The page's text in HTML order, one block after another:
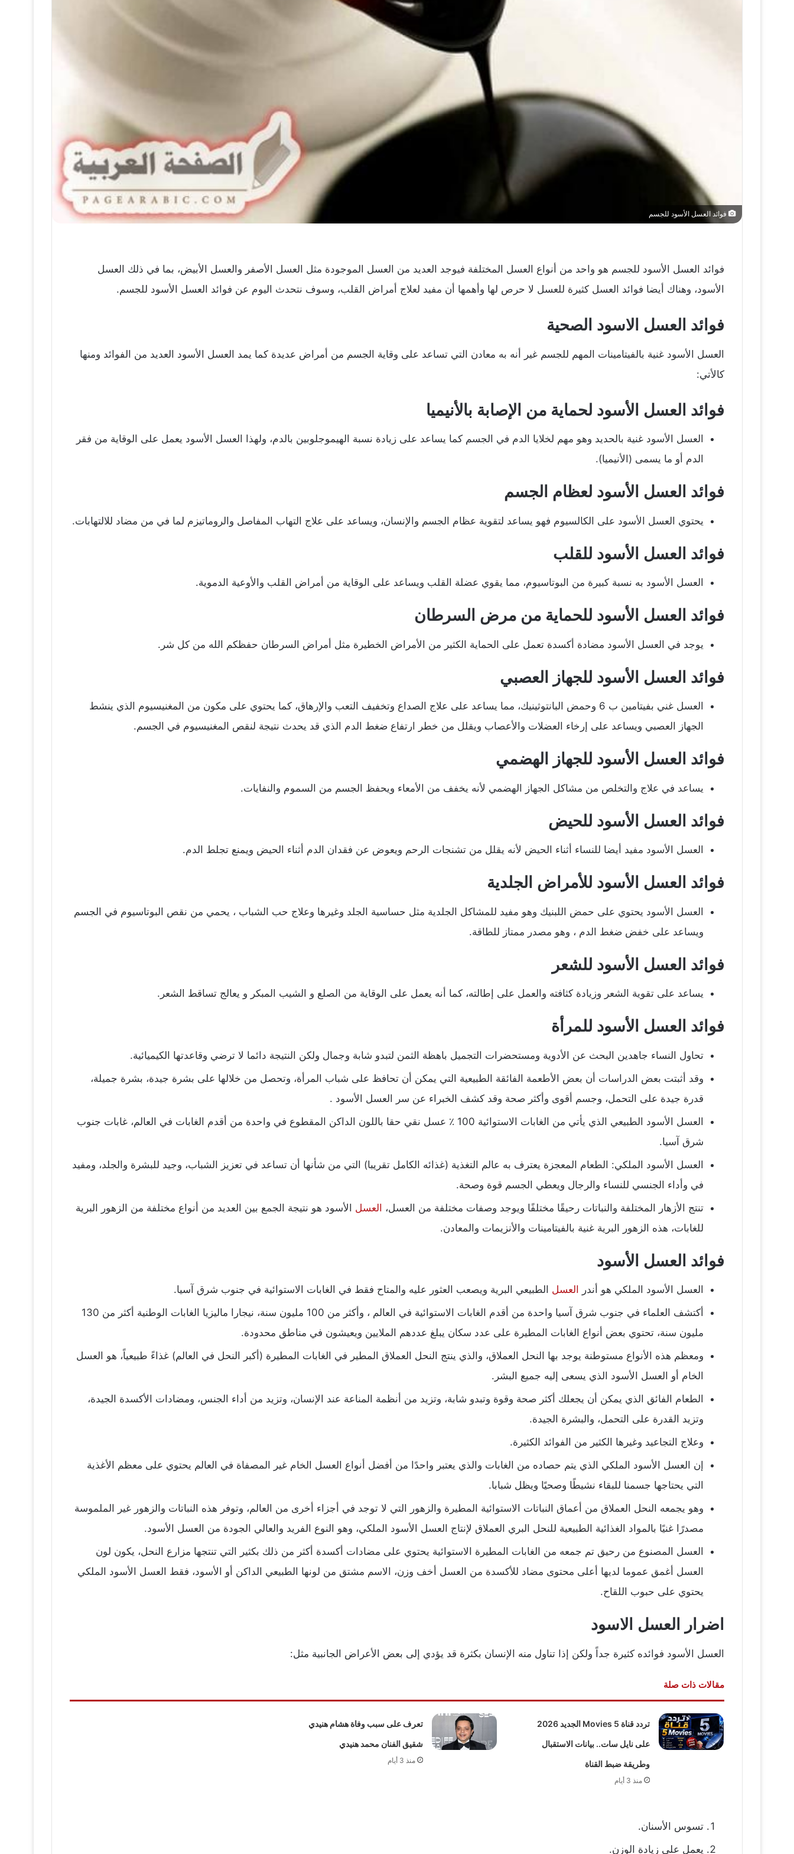
فوائد العسل الأسود للجسم
فوائد العسل الأسود للجسم هو واحد من أنواع العسل المختلفة فيوجد العديد من العسل الموجودة مثل العسل الأصفر والعسل الأبيض، بما في ذلك العسل
الأسود، وهناك أيضا فوائد العسل كثيرة للعسل لا حرص لها وأهمها أن مفيد لعلاج أمراض القلب، وسوف نتحدث اليوم عن فوائد العسل الأسود للجسم.
فوائد العسل الاسود الصحية
العسل الأسود غنية بالفيتامينات المهم للجسم غير أنه به معادن التي تساعد على وقاية الجسم من أمراض عديدة كما يمد العسل الأسود العديد من الفوائد ومنها
كالأتي:
فوائد العسل الأسود لحماية من الإصابة بالأنيميا
العسل الأسود غنية بالحديد وهو مهم لخلايا الدم في الجسم كما يساعد على زيادة نسبة الهيموجلوبين بالدم، ولهذا العسل الأسود يعمل على الوقاية من فقر
الدم أو ما يسمى (الأنيميا).
فوائد العسل الأسود لعظام الجسم
يحتوي العسل الأسود على الكالسيوم فهو يساعد لتقوية عظام الجسم والإنسان، ويساعد على علاج التهاب المفاصل والروماتيزم لما في من مضاد للالتهابات.
فوائد العسل الأسود للقلب
العسل الأسود به نسبة كبيرة من البوتاسيوم، مما يقوي عضلة القلب ويساعد على الوقاية من أمراض القلب والأوعية الدموية.
فوائد العسل الأسود للحماية من مرض السرطان
يوجد في العسل الأسود مضادة أكسدة تعمل على الحماية الكثير من الأمراض الخطيرة مثل أمراض السرطان حفظكم الله من كل شر.
فوائد العسل الأسود للجهاز العصبي
العسل غني بفيتامين ب 6 وحمض البانتوثينيك، مما يساعد على علاج الصداع وتخفيف التعب والإرهاق، كما يحتوي على مكون من المغنيسيوم الذي ينشط
الجهاز العصبي ويساعد على إرخاء العضلات والأعصاب ويقلل من خطر ارتفاع ضغط الدم الذي قد يحدث نتيجة لنقص المغنيسيوم في الجسم.
فوائد العسل الأسود للجهاز الهضمي
يساعد في علاج والتخلص من مشاكل الجهاز الهضمي لأنه يخفف من الأمعاء ويحفظ الجسم من السموم والنفايات.
فوائد العسل الأسود للحيض
العسل الأسود مفيد أيضا للنساء أثناء الحيض لأنه يقلل من تشنجات الرحم ويعوض عن فقدان الدم أثناء الحيض ويمنع تجلط الدم.
فوائد العسل الأسود للأمراض الجلدية
العسل الأسود يحتوي على حمض اللبنيك وهو مفيد للمشاكل الجلدية مثل حساسية الجلد وغيرها وعلاج حب الشباب ، يحمي من نقص البوتاسيوم في الجسم
ويساعد على خفض ضغط الدم ، وهو مصدر ممتاز للطاقة.
فوائد العسل الأسود للشعر
يساعد على تقوية الشعر وزيادة كثافته والعمل على إطالته، كما أنه يعمل على الوقاية من الصلع و الشيب المبكر و يعالج تساقط الشعر.
فوائد العسل الأسود للمرأة
تحاول النساء جاهدين البحث عن الأدوية ومستحضرات التجميل باهظة الثمن لتبدو شابة وجمال ولكن النتيجة دائما لا ترضي وقاعدتها الكيميائية.
وقد أثبتت بعض الدراسات أن بعض الأطعمة الفائقة الطبيعية التي يمكن أن تحافظ على شباب المرأة، وتحصل من خلالها على بشرة جيدة، بشرة جميلة،
قدرة جيدة على التحمل، وجسم أقوى وأكثر صحة وقد كشف الخبراء عن سر العسل الأسود .
العسل الأسود الطبيعي الذي يأتي من الغابات الاستوائية 100 ٪ عسل نقي حقا باللون الداكن المقطوع في واحدة من أقدم الغابات في العالم، غابات جنوب
شرق آسيا.
العسل الأسود الملكي: الطعام المعجزة يعترف به عالم التغذية (غذائه الكامل تقريبا) التي من شأنها أن تساعد في تعزيز الشباب، وجيد للبشرة والجلد، ومفيد
في وأداء الجنسي للنساء والرجال ويعطي الجسم قوة وصحة.
تنتج الأزهار المختلفة والنباتات رحيقًا مختلفًا ويوجد وصفات مختلفة من العسل، العسل الأسود هو نتيجة الجمع بين العديد من أنواع مختلفة من الزهور البرية
للغابات، هذه الزهور البرية غنية بالفيتامينات والأنزيمات والمعادن.
فوائد العسل الأسود
العسل الأسود الملكي هو أندر العسل الطبيعي البرية ويصعب العثور عليه والمتاح فقط في الغابات الاستوائية في جنوب شرق آسيا.
أكتشف العلماء في جنوب شرق آسيا واحدة من أقدم الغابات الاستوائية في العالم ، وأكثر من 100 مليون سنة، نيجارا ماليزيا الغابات الوطنية أكثر من 130
مليون سنة، تحتوي بعض أنواع الغابات المطيرة على عدد سكان يبلغ عددهم الملايين ويعيشون في مناطق محدودة.
ومعظم هذه الأنواع مستوطنة يوجد بها النحل العملاق، والذي ينتج النحل العملاق المطير في الغابات المطيرة (أكبر النحل في العالم) غذاءً طبيعياً، هو العسل
الخام أو العسل الأسود الذي يسعى إليه جميع البشر.
الطعام الفائق الذي يمكن أن يجعلك أكثر صحة وقوة وتبدو شابة، وتزيد من أنظمة المناعة عند الإنسان، وتزيد من أداء الجنس، ومضادات الأكسدة الجيدة،
وتزيد القدرة على التحمل، والبشرة الجيدة.
وعلاج التجاعيد وغيرها الكثير من الفوائد الكثيرة.
إن العسل الأسود الملكي الذي يتم حصاده من الغابات والذي يعتبر واحدًا من أفضل أنواع العسل الخام غير المصفاة في العالم يحتوي على معظم الأغذية
التي يحتاجها جسمنا للبقاء نشيطًا وصحيًا ويظل شبابا.
وهو يجمعه النحل العملاق من أعماق النباتات الاستوائية المطيرة والزهور التي لا توجد في أجزاء أخرى من العالم، وتوفر هذه النباتات والزهور غير الملموسة
مصدرًا غنيًا بالمواد الغذائية الطبيعية للنحل البري العملاق لإنتاج العسل الأسود الملكي، وهو النوع الفريد والعالي الجودة من العسل الأسود.
العسل المصنوع من رحيق تم جمعه من الغابات المطيرة الاستوائية يحتوي على مضادات أكسدة أكثر من ذلك بكثير التي تنتجها مزارع النحل، يكون لون
العسل أغمق عموما لديها أعلى محتوى مضاد للأكسدة من العسل أخف وزن، الاسم مشتق من لونها الطبيعي الداكن أو الأسود، فقط العسل الأسود الملكي
يحتوي على حبوب اللقاح.
اضرار العسل الاسود
العسل الأسود فوائده كثيرة جداً ولكن إذا تناول منه الإنسان بكثرة قد يؤدي إلى بعض الأعراض الجانبية مثل:
مقالات ذات صلة
تردد قناة 5 Movies الجديد 2026
على نايل سات.. بيانات الاستقبال
وطريقة ضبط القناة
منذ 3 أيام
تعرف على سبب وفاة هشام هنيدي
شقيق الفنان محمد هنيدي
منذ 3 أيام
تسوس الأسنان.
يعمل على زيادة الوزن.